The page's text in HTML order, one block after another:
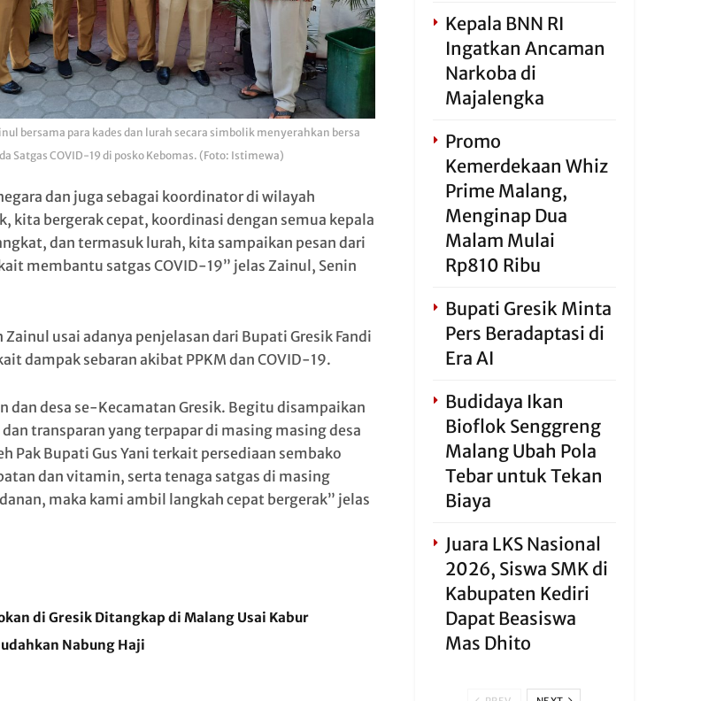
bersama para kades dan lurah secara simbolik menyerahkan bersa
Satgas COVID-19 di posko Kebomas. (Foto: Istimewa)
dan juga sebagai koordinator di wilayah
kita bergerak cepat, koordinasi dengan semua kepala
dan termasuk lurah, kita sampaikan pesan dari
membantu satgas COVID-19” jelas Zainul, Senin
usai adanya penjelasan dari Bupati Gresik Fandi
dampak sebaran akibat PPKM dan COVID-19.
dan desa se-Kecamatan Gresik. Begitu disampaikan
transparan yang terpapar di masing masing desa
Pak Bupati Gus Yani terkait persediaan sembako
dan vitamin, serta tenaga satgas di masing
maka kami ambil langkah cepat bergerak” jelas
di Gresik Ditangkap di Malang Usai Kabur
Nabung Haji
Kepala BNN RI
Ingatkan Ancaman
Narkoba di
Majalengka
Promo
Kemerdekaan Whiz
Prime Malang,
Menginap Dua
Malam Mulai
Rp810 Ribu
Bupati Gresik Minta
Pers Beradaptasi di
Era AI
Budidaya Ikan
Bioflok Senggreng
Malang Ubah Pola
Tebar untuk Tekan
Biaya
Juara LKS Nasional
2026, Siswa SMK di
Kabupaten Kediri
Dapat Beasiswa
Mas Dhito